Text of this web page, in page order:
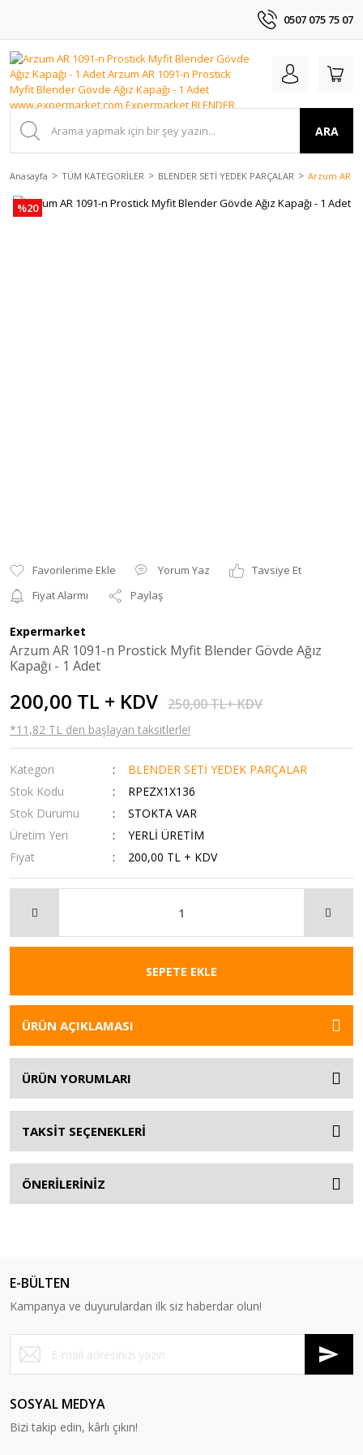
0507 075 75 07
ARA
Anasayfa TÜM KATEGORİLER BLENDER SETİ YEDEK PARÇALAR Arzum AR
%20
Yorum Yaz
Tavsiye Et
Fiyat Alarmı
Paylaş
Expermarket
Arzum AR 1091-n Prostick Myfit Blender Gövde Ağız
Kapağı - 1 Adet
200,00 TL + KDV 250,00 TL+ KDV
*11,82 TL den başlayan taksitlerle!
Kategori
BLENDER SETİ YEDEK PARÇALAR
Stok Kodu
RPEZX1X136
Stok Durumu
STOKTA VAR
Üretim Yeri
YERLİ ÜRETİM
Fiyat
200,00 TL + KDV
SEPETE EKLE
ÜRÜN AÇIKLAMASI
ÜRÜN YORUMLARI
TAKSİT SEÇENEKLERİ
ÖNERİLERİNİZ
E-BÜLTEN
Kampanya ve duyurulardan ilk siz haberdar olun!
SOSYAL MEDYA
Bizi takip edin, kârlı çıkın!